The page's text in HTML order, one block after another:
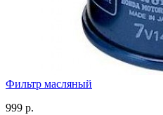
Фильтр масляный
999 р.